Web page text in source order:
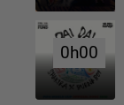
0h00
0h00